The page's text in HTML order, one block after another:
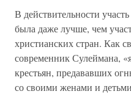
В действительности
была даже лучше, чем
христианских стран. Как
современник Сулеймана,
крестьян, предававших
со своими женами и